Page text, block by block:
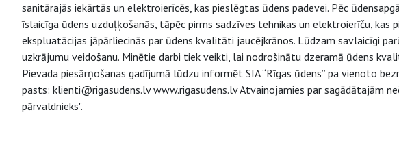
sanitārajās iekārtās un elektroierīcēs, kas pieslēgtas ūdens padevei. Pēc
īslaicīga ūdens uzduļķošanās, tāpēc pirms sadzīves tehnikas un elektroierīču, kas
ekspluatācijas jāpārliecinās par ūdens kvalitāti jaucējkrānos. Lūdzam savlaicīgi
uzkrājumu veidošanu. Minētie darbi tiek veikti, lai nodrošinātu dzeramā ūdens
Pievada piesārņošanas gadījumā lūdzu informēt SIA “Rīgas ūdens” pa vienoto
pasts: klienti@rigasudens.lv www.rigasudens.lv Atvainojamies par sagādātajām
pārvaldnieks".